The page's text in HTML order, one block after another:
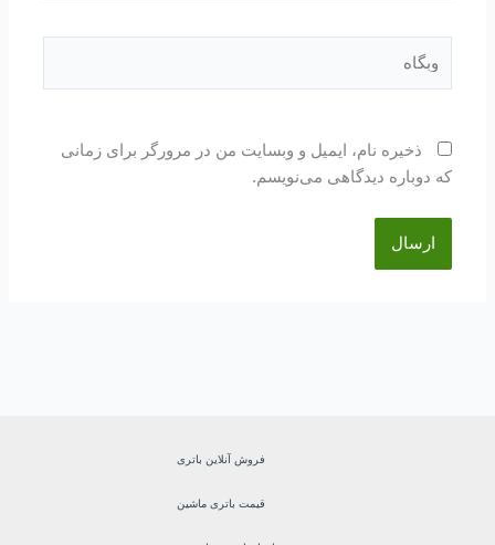
ذخیره نام، ایمیل و وبسایت من در مرورگر برای زمانی
که دوباره دیدگاهی می‌نویسم.
فروش آنلاین باتری
قیمت باتری ماشین